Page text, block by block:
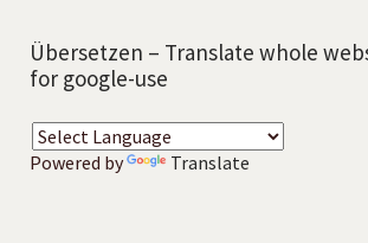
Übersetzen – Translate whole
for google-use
Powered by Translate